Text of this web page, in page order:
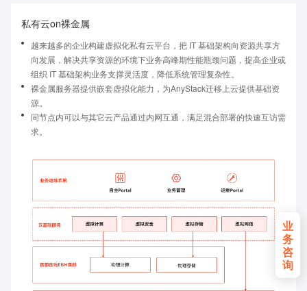
业
务
咨
询
私有云on裸金属
越来越多的企业构建虚拟化私有云平台，把 IT 基础架构向资源共享方
向发展，解决共享资源的环境下业务高峰期性能瓶颈问题，提高企业或
组织 IT 基础架构业务支撑灵活度，降低系统管理复杂性。
裸金属服务器提供嵌套虚拟化能力，为AnyStack迁移上云提供基础资
源。
同节点内可以与其它云产品通过内网互通，满足混合部署的快速互访需
求。